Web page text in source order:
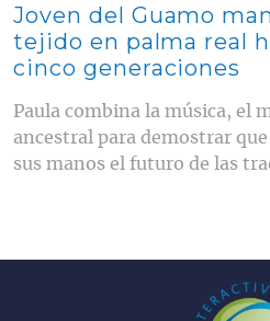
Joven del Guamo
tejido en palma real
cinco generaciones
Paula combina la música, el
ancestral para demostrar
sus manos el futuro de las